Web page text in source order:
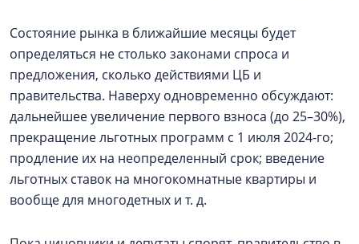
Состояние рынка в ближайшие месяцы будет
определяться не столько законами спроса и
предложения, сколько действиями ЦБ и
правительства. Наверху одновременно обсуждают:
дальнейшее увеличение первого взноса (до 25–30%),
прекращение льготных программ с 1 июля 2024-го;
продление их на неопределенный срок; введение
льготных ставок на многокомнатные квартиры и
вообще для многодетных и т. д.